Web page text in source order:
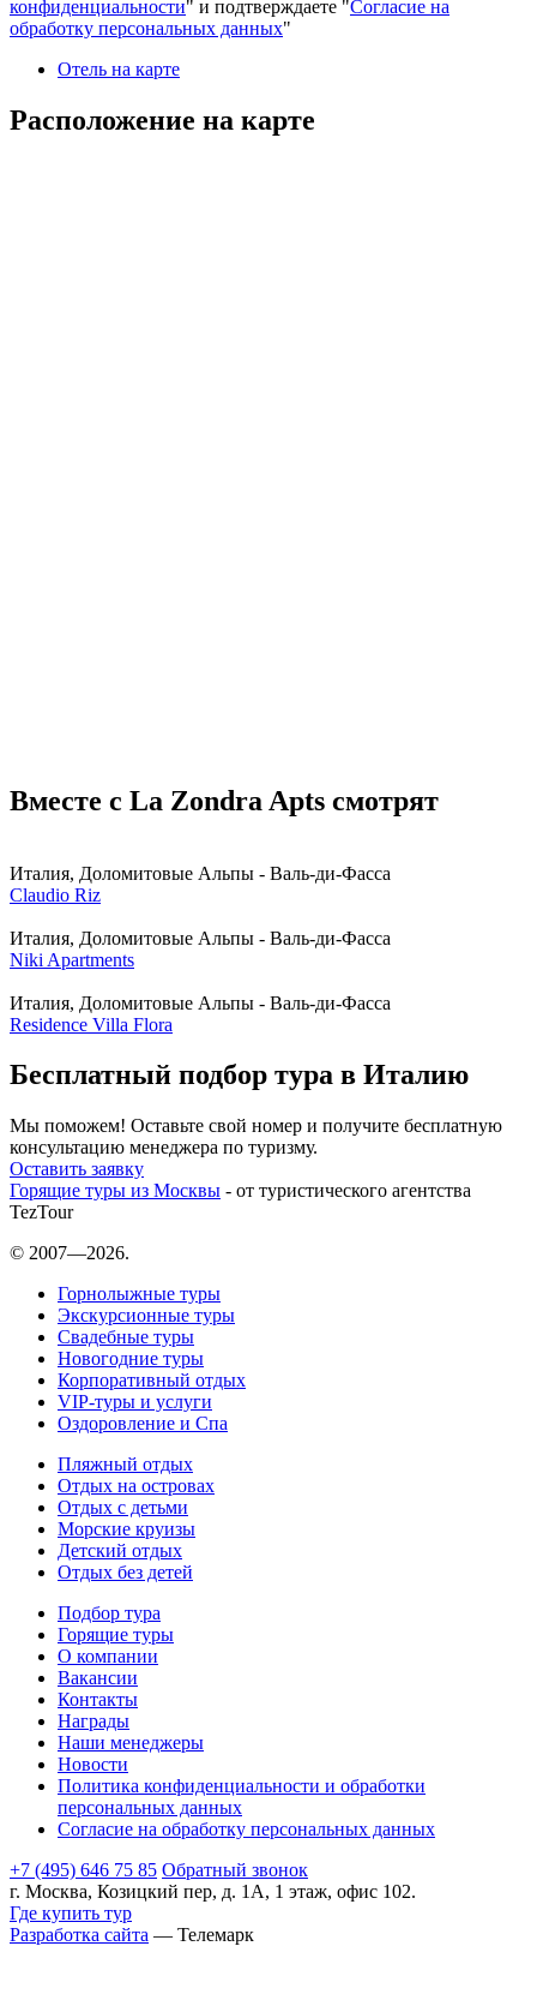
конфиденциальности" и подтверждаете "Согласие на
обработку персональных данных"
Отель на карте
Расположение на карте
Вместе с La Zondra Apts смотрят
Италия, Доломитовые Альпы - Валь-ди-Фасса
Claudio Riz
Италия, Доломитовые Альпы - Валь-ди-Фасса
Niki Apartments
Италия, Доломитовые Альпы - Валь-ди-Фасса
Residence Villa Flora
Бесплатный подбор тура в Италию
Мы поможем! Оставьте свой номер и получите бесплатную
консультацию менеджера по туризму.
Оставить заявку
Горящие туры из Москвы - от туристического агентства
TezTour
© 2007—2026.
Горнолыжные туры
Экскурсионные туры
Свадебные туры
Новогодние туры
Корпоративный отдых
VIP-туры и услуги
Оздоровление и Спа
Пляжный отдых
Отдых на островах
Отдых с детьми
Морские круизы
Детский отдых
Отдых без детей
Подбор тура
Горящие туры
О компании
Вакансии
Контакты
Награды
Наши менеджеры
Новости
Политика конфиденциальности и обработки
персональных данных
Согласие на обработку персональных данных
+7 (495) 646 75 85 Обратный звонок
г. Москва, Козицкий пер, д. 1А, 1 этаж, офис 102.
Где купить тур
Разработка сайта — Телемарк